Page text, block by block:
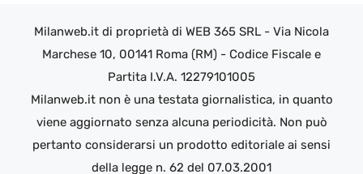
Milanweb.it di proprietà di WEB 365 SRL - Via Nicola
Marchese 10, 00141 Roma (RM) - Codice Fiscale e
Partita I.V.A. 12279101005
Milanweb.it non è una testata giornalistica, in quanto
viene aggiornato senza alcuna periodicità. Non può
pertanto considerarsi un prodotto editoriale ai sensi
della legge n. 62 del 07.03.2001